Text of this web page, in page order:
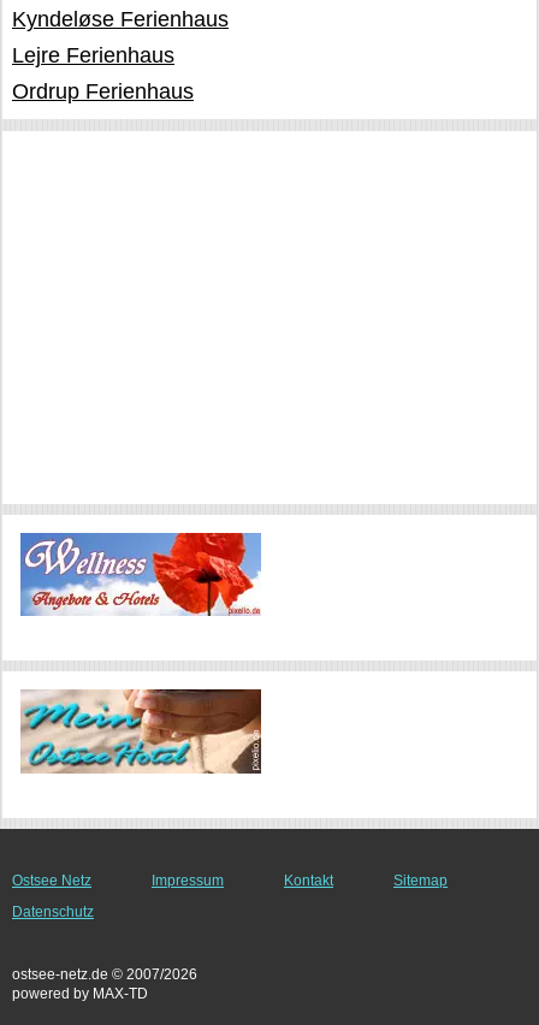
Kyndeløse Ferienhaus
Lejre Ferienhaus
Ordrup Ferienhaus
Ostsee Netz Impressum Kontakt
Sitemap
Datenschutz
ostsee-netz.de © 2007/2026
powered by MAX-TD